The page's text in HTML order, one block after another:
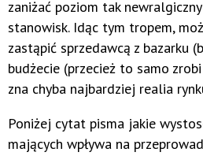
zaniżać poziom tak
stanowisk. Idąc tym tropem,
zastąpić sprzedawcą z bazarku
budżecie (przecież to samo
zna chyba najbardziej realia
Poniżej cytat pisma jakie
mających wpływa na